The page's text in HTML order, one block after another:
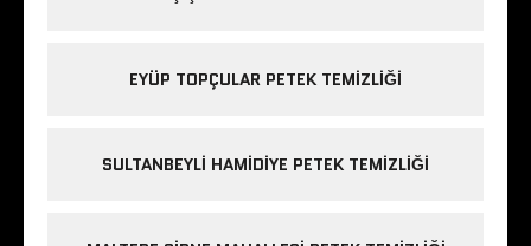
EYÜP TOPÇULAR PETEK TEMIZLIĞI
SULTANBEYLI HAMIDIYE PETEK TEMIZLIĞI